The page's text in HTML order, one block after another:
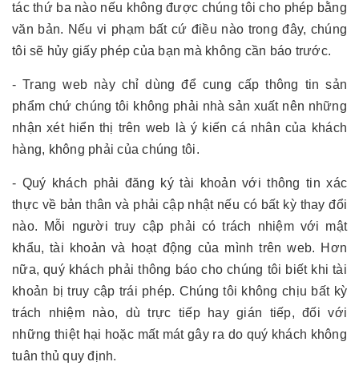
tác thứ ba nào nếu không được chúng tôi cho phép bằng
văn bản. Nếu vi phạm bất cứ điều nào trong đây, chúng
tôi sẽ hủy giấy phép của bạn mà không cần báo trước.
- Trang web này chỉ dùng để cung cấp thông tin sản
phẩm chứ chúng tôi không phải nhà sản xuất nên những
nhận xét hiển thị trên web là ý kiến cá nhân của khách
hàng, không phải của chúng tôi.
- Quý khách phải đăng ký tài khoản với thông tin xác
thực về bản thân và phải cập nhật nếu có bất kỳ thay đổi
nào. Mỗi người truy cập phải có trách nhiệm với mật
khẩu, tài khoản và hoạt động của mình trên web. Hơn
nữa, quý khách phải thông báo cho chúng tôi biết khi tài
khoản bị truy cập trái phép. Chúng tôi không chịu bất kỳ
trách nhiệm nào, dù trực tiếp hay gián tiếp, đối với
những thiệt hại hoặc mất mát gây ra do quý khách không
tuân thủ quy định.